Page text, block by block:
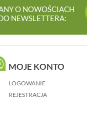
O NOWOŚCIACH
NEWSLETTERA:
MOJE KONTO
LOGOWANIE
REJESTRACJA